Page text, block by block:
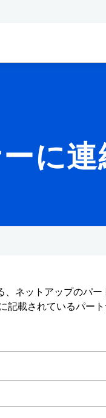
に連
ネットアップのパ
記載されているパー